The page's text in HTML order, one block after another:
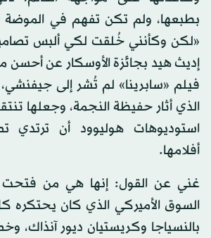
بطبعها، ولم تكن تفهم في الموضة
«لكن وكأنني خُلقت لكي ألبس
إديث هيد بجائزة الأوسكار عن
فيلم «سابرينا» لم تُشر إلى جيفنشي،
الذي أثار حفيظة النجمة، وجعلها
استوديوهات هوليوود أن
أفلامها.
غني عن القول: إنها هي من فتحت
السوق الأميركي الذي كان يحتكره
بالنسياجا وكريستيان ديور آنذاك،